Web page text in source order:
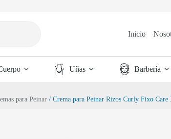
Inicio
Uñas Barbería
para Peinar / Crema para Peinar Rizos Curly Fixo